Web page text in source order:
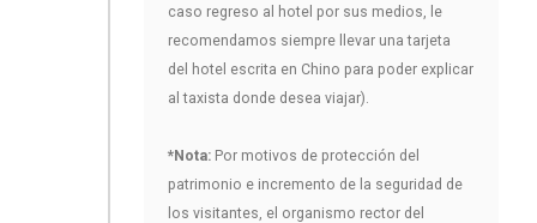
caso regreso al hotel por sus medios, le
recomendamos siempre llevar una tarjeta
del hotel escrita en Chino para poder explicar
al taxista donde desea viajar).
*Nota: Por motivos de protección del
patrimonio e incremento de la seguridad de
los visitantes, el organismo rector del